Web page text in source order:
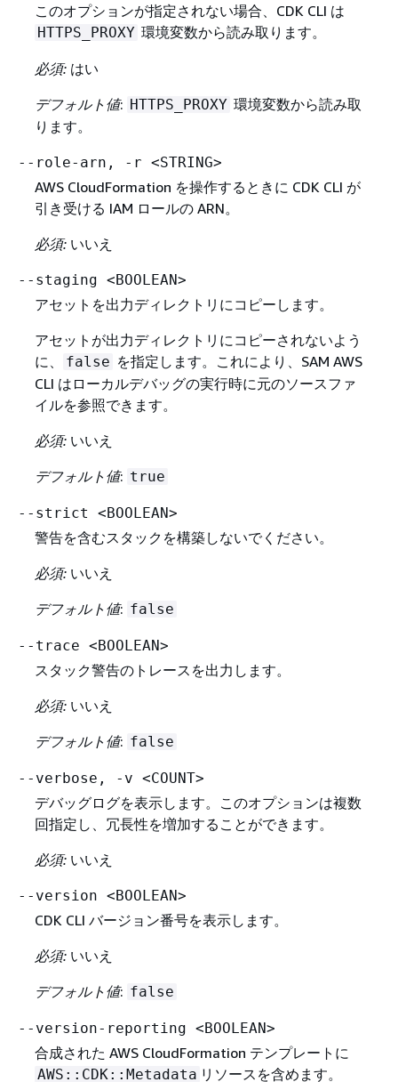
このオプションが指定されない場合、CDK CLI は
HTTPS_PROXY 環境変数から読み取ります。
必須:はい
デフォルト値: HTTPS_PROXY 環境変数から読み取
ります。
--role-arn, -r <STRING>
AWS CloudFormation を操作するときに CDK CLI が
引き受ける IAM ロールの ARN。
必須:いいえ
--staging <BOOLEAN>
アセットを出力ディレクトリにコピーします。
アセットが出力ディレクトリにコピーされないよう
に、
false を指定します。これにより、SAM AWS
CLI はローカルデバッグの実行時に元のソースファ
イルを参照できます。
必須:いいえ
デフォルト値: true
--strict <BOOLEAN>
警告を含むスタックを構築しないでください。
必須:いいえ
デフォルト値: false
--trace <BOOLEAN>
スタック警告のトレースを出力します。
必須:いいえ
デフォルト値: false
--verbose, -v <COUNT>
デバッグログを表示します。このオプションは複数
回指定し、冗長性を増加することができます。
必須:いいえ
--version <BOOLEAN>
CDK CLI バージョン番号を表示します。
必須:いいえ
デフォルト値: false
--version-reporting <BOOLEAN>
合成された AWS CloudFormation テンプレートに
AWS::CDK::Metadata リソースを含めます。